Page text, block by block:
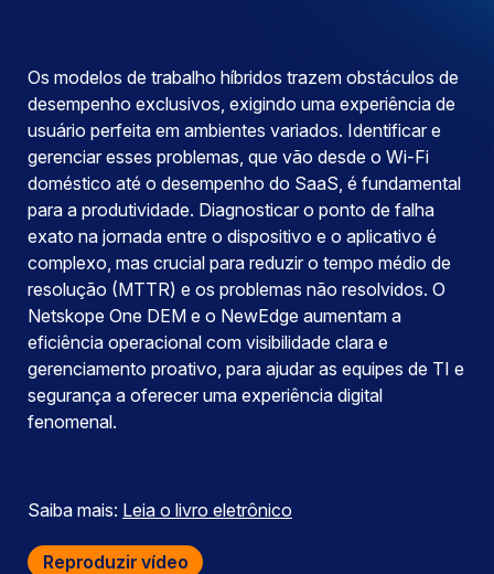
Os modelos de trabalho híbridos trazem obstáculos de
desempenho exclusivos, exigindo uma experiência de
usuário perfeita em ambientes variados. Identificar e
gerenciar esses problemas, que vão desde o Wi-Fi
doméstico até o desempenho do SaaS, é fundamental
para a produtividade. Diagnosticar o ponto de falha
exato na jornada entre o dispositivo e o aplicativo é
complexo, mas crucial para reduzir o tempo médio de
resolução (MTTR) e os problemas não resolvidos. O
Netskope One DEM e o NewEdge aumentam a
eficiência operacional com visibilidade clara e
gerenciamento proativo, para ajudar as equipes de TI e
segurança a oferecer uma experiência digital
fenomenal.
Saiba mais: Leia o livro eletrônico
Reproduzir vídeo